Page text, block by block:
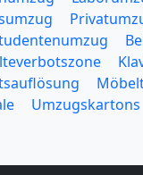
Umzugskartons